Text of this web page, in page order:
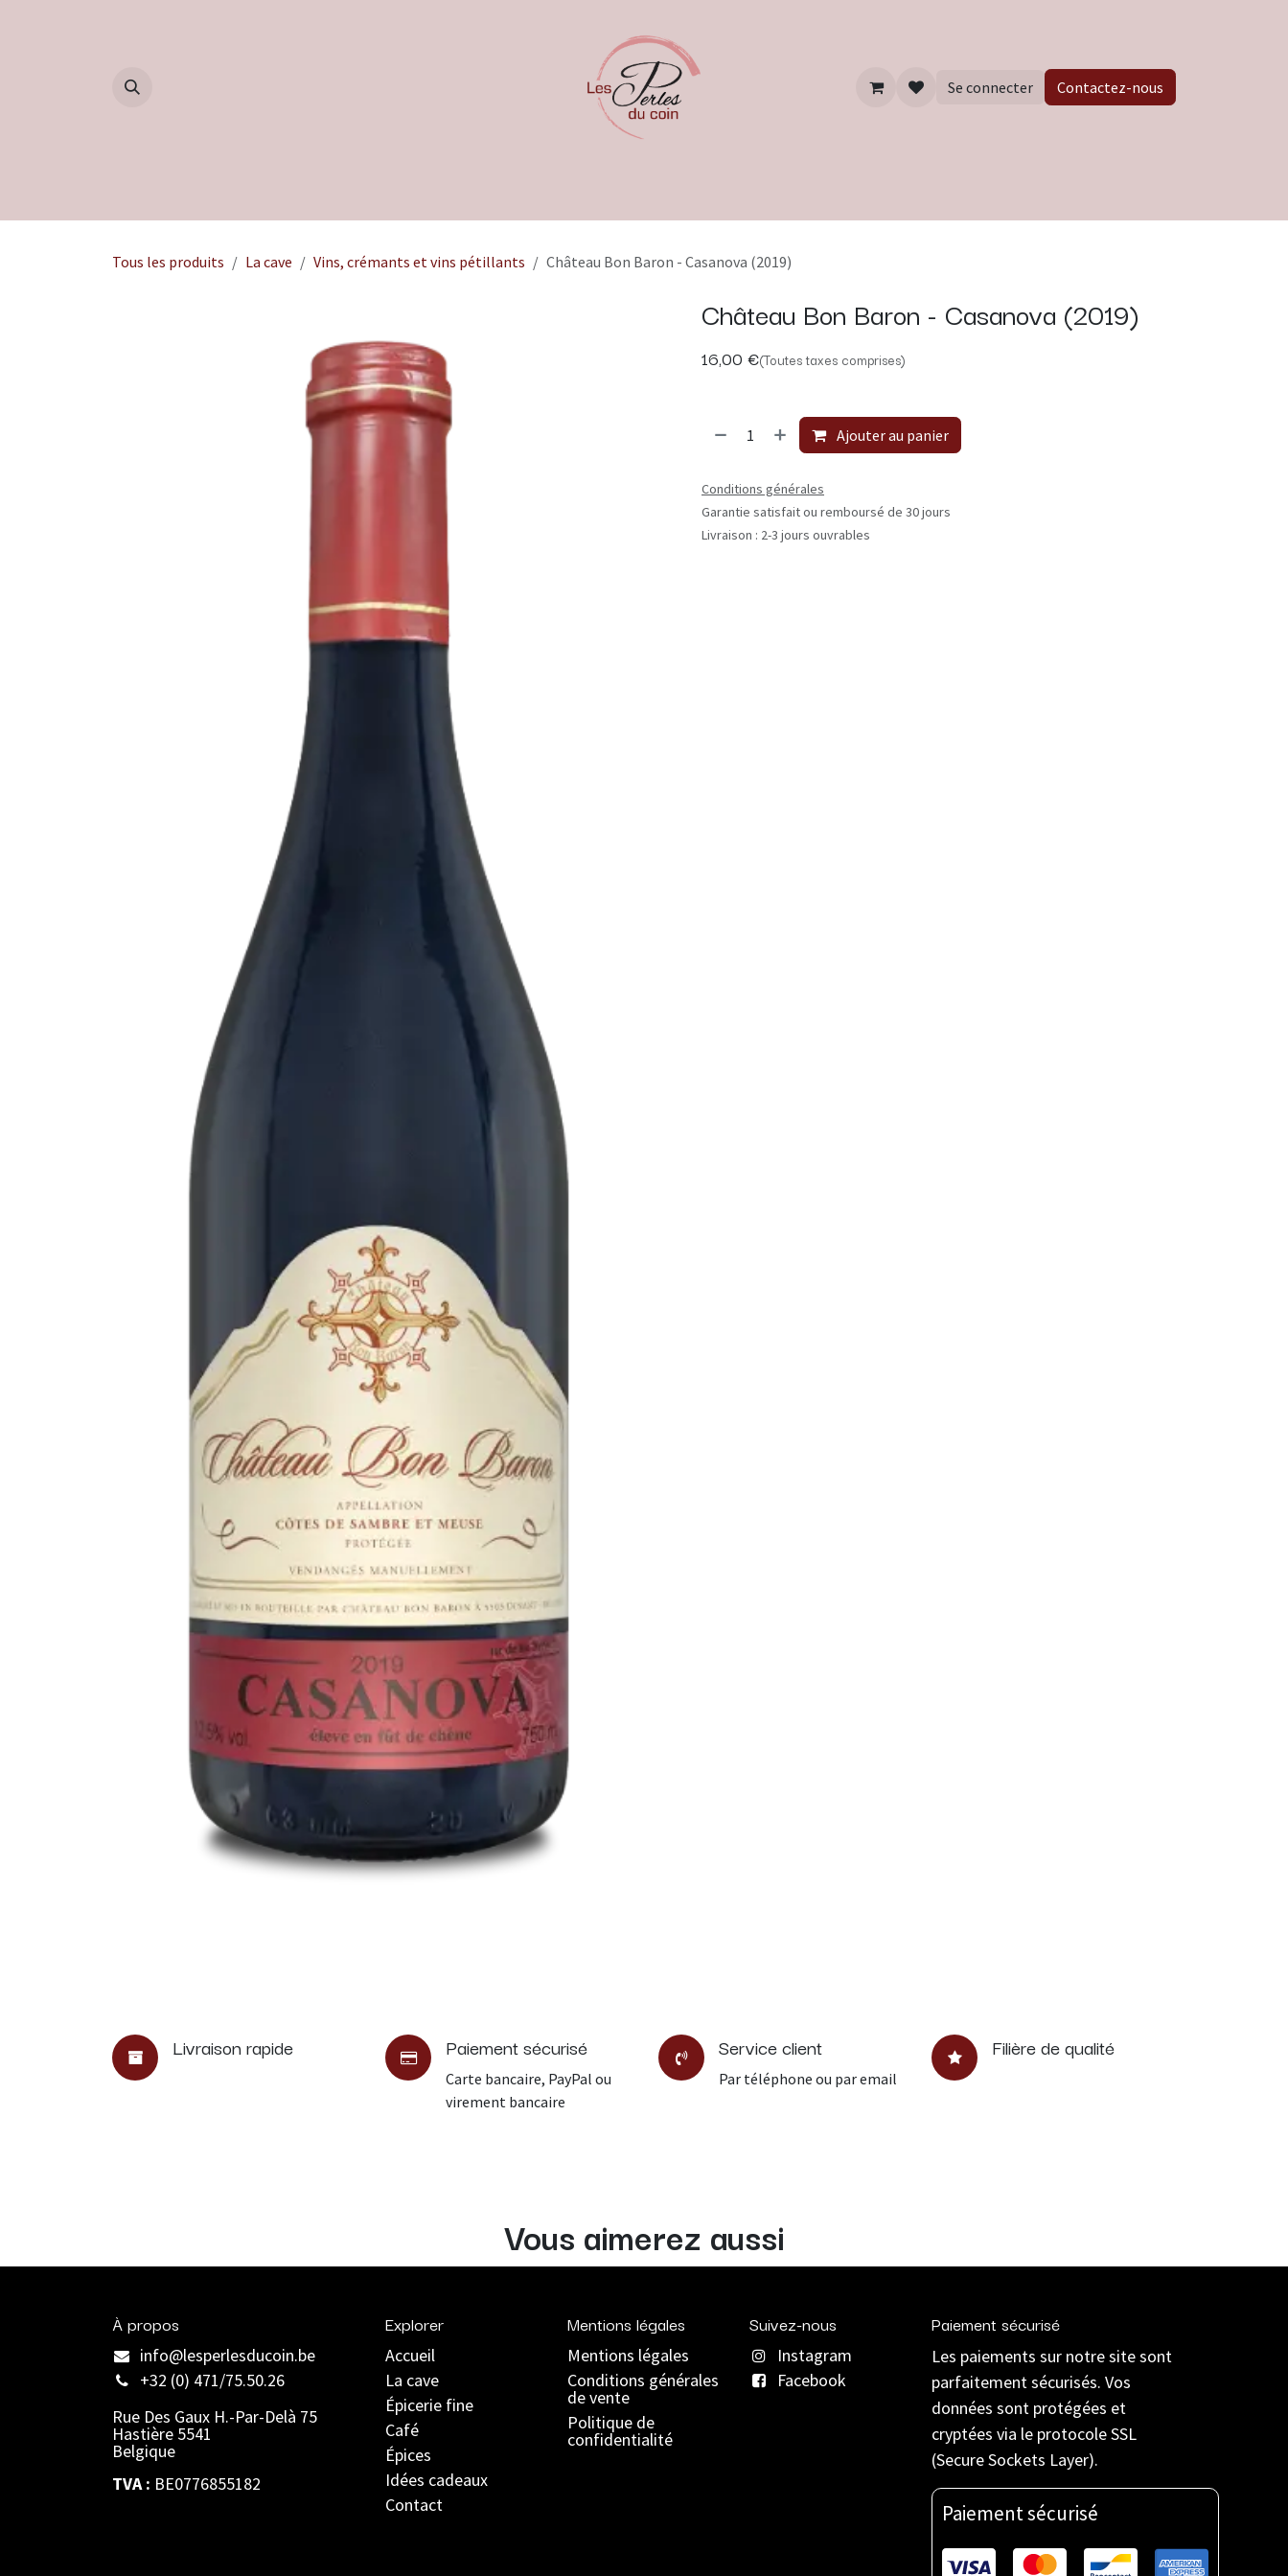
Se connecter Contactez-nous
Tous les produits La cave Vins, crémants et vins pétillants Château Bon Baron - Casanova (2019)
Château Bon Baron - Casanova (2019)
16,00 €(Toutes taxes comprises)
Ajouter au panier
Conditions générales
Garantie satisfait ou remboursé de 30 jours
Livraison : 2-3 jours ouvrables
Livraison rapide Paiement sécurisé
Carte bancaire, PayPal ou
virement bancaire
Service client
Par téléphone ou par email
Filière de qualité
Vous aimerez aussi
À propos
info@lesperlesducoin.be​
+32 (0) 471/75.50.26
Rue Des Gaux H.-Par-Delà 75
Hastière 5541
Belgique
TVA : BE0776855182
Explorer
Accueil
La cave
Épicerie fine
Café
Épices
Idées cadeaux
Contact
Mentions légales
Mentions légales
Conditions générales
de vente
Politique de
confidentialité
Suivez-nous
Instagram
Facebook
Paiement sécurisé
Les paiements sur notre site sont
parfaitement sécurisés. Vos
données sont protégées et
cryptées via le protocole SSL
(Secure Sockets Layer).
Paiement sécurisé